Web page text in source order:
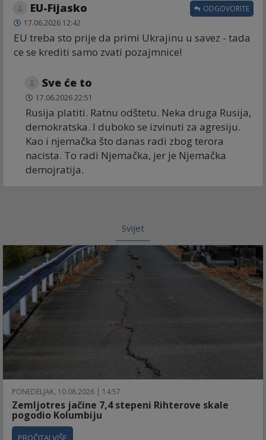
EU-Fijasko
17.06.2026 12:42
EU treba sto prije da primi Ukrajinu u savez - tada
ce se krediti samo zvati pozajmnice!
ODGOVORITE
Sve će to
17.06.2026 22:51
Rusija platiti. Ratnu odštetu. Neka druga Rusija,
demokratska. I duboko se izvinuti za agresiju.
Kao i njemačka što danas radi zbog terora
nacista. To radi Njemačka, jer je Njemačka
demojratija.
Svijet
PONEDELJAK, 10.08.2026 | 14:57
Zemljotres jačine 7,4 stepeni Rihterove skale
pogodio Kolumbiju
PROČITAJ VIŠE